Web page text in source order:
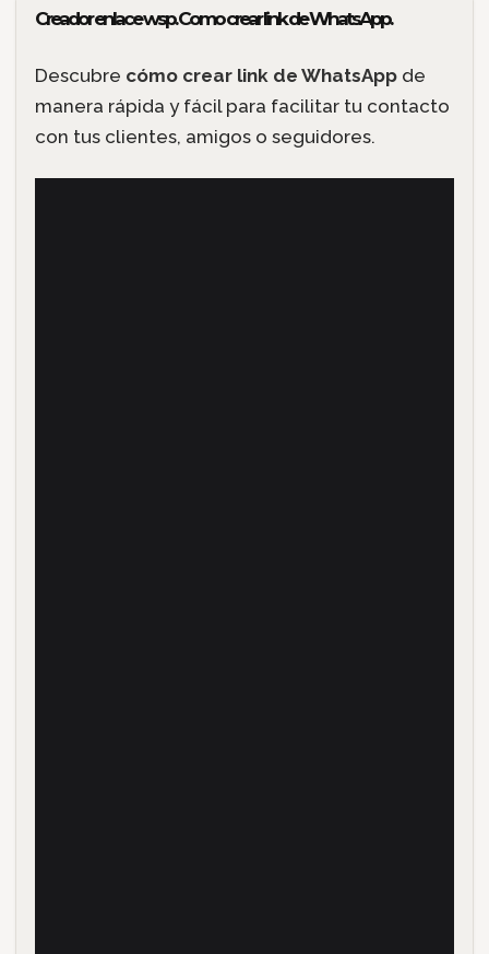
Creador enlace wsp. Como crear link de WhatsApp.
Descubre cómo crear link de WhatsAppde
manera rápida y fácil para facilitar tu contacto
con tus clientes, amigos o seguidores.